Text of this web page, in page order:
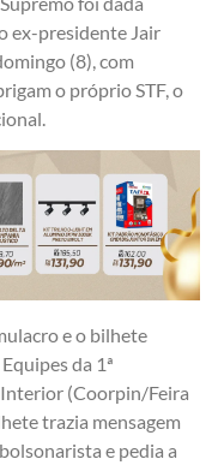
ex-presidente Jair
(8), com
o próprio STF, o
e o bilhete
da 1ª
(Coorpin/Feira
trazia mensagem
e pedia a